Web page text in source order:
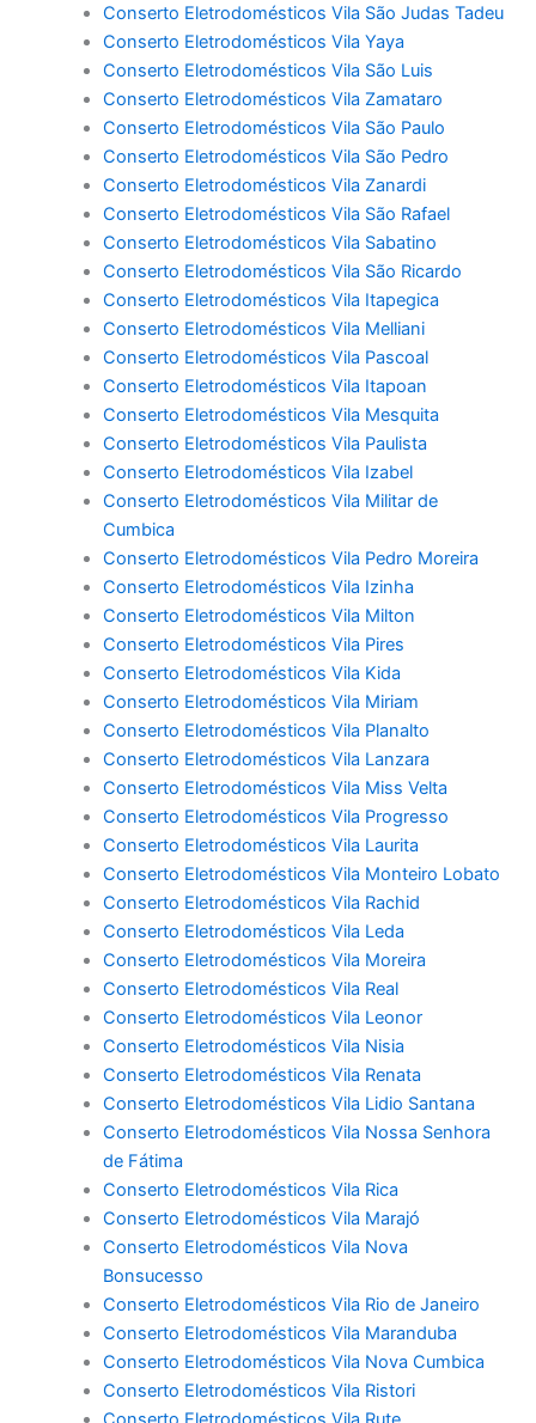
Conserto Eletrodomésticos Vila São Judas Tadeu
Conserto Eletrodomésticos Vila Yaya
Conserto Eletrodomésticos Vila São Luis
Conserto Eletrodomésticos Vila Zamataro
Conserto Eletrodomésticos Vila São Paulo
Conserto Eletrodomésticos Vila São Pedro
Conserto Eletrodomésticos Vila Zanardi
Conserto Eletrodomésticos Vila São Rafael
Conserto Eletrodomésticos Vila Sabatino
Conserto Eletrodomésticos Vila São Ricardo
Conserto Eletrodomésticos Vila Itapegica
Conserto Eletrodomésticos Vila Melliani
Conserto Eletrodomésticos Vila Pascoal
Conserto Eletrodomésticos Vila Itapoan
Conserto Eletrodomésticos Vila Mesquita
Conserto Eletrodomésticos Vila Paulista
Conserto Eletrodomésticos Vila Izabel
Conserto Eletrodomésticos Vila Militar de
Cumbica
Conserto Eletrodomésticos Vila Pedro Moreira
Conserto Eletrodomésticos Vila Izinha
Conserto Eletrodomésticos Vila Milton
Conserto Eletrodomésticos Vila Pires
Conserto Eletrodomésticos Vila Kida
Conserto Eletrodomésticos Vila Miriam
Conserto Eletrodomésticos Vila Planalto
Conserto Eletrodomésticos Vila Lanzara
Conserto Eletrodomésticos Vila Miss Velta
Conserto Eletrodomésticos Vila Progresso
Conserto Eletrodomésticos Vila Laurita
Conserto Eletrodomésticos Vila Monteiro Lobato
Conserto Eletrodomésticos Vila Rachid
Conserto Eletrodomésticos Vila Leda
Conserto Eletrodomésticos Vila Moreira
Conserto Eletrodomésticos Vila Real
Conserto Eletrodomésticos Vila Leonor
Conserto Eletrodomésticos Vila Nisia
Conserto Eletrodomésticos Vila Renata
Conserto Eletrodomésticos Vila Lidio Santana
Conserto Eletrodomésticos Vila Nossa Senhora
de Fátima
Conserto Eletrodomésticos Vila Rica
Conserto Eletrodomésticos Vila Marajó
Conserto Eletrodomésticos Vila Nova
Bonsucesso
Conserto Eletrodomésticos Vila Rio de Janeiro
Conserto Eletrodomésticos Vila Maranduba
Conserto Eletrodomésticos Vila Nova Cumbica
Conserto Eletrodomésticos Vila Ristori